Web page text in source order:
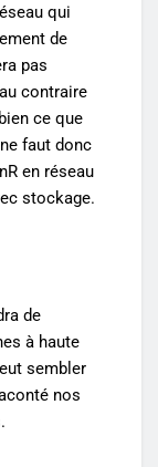
qui
de
pas
contraire
ce que
faut donc
en réseau
stockage.
de
à haute
sembler
nos